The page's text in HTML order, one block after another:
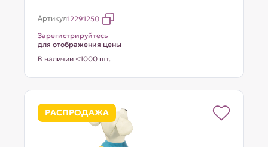
Артикул12291250
Зарегистрируйтесь
для отображения цены
В наличии <1000 шт.
РАСПРОДАЖА